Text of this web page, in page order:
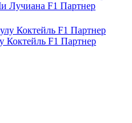
Лучиана F1 Партнер
Коктейль F1 Партнер